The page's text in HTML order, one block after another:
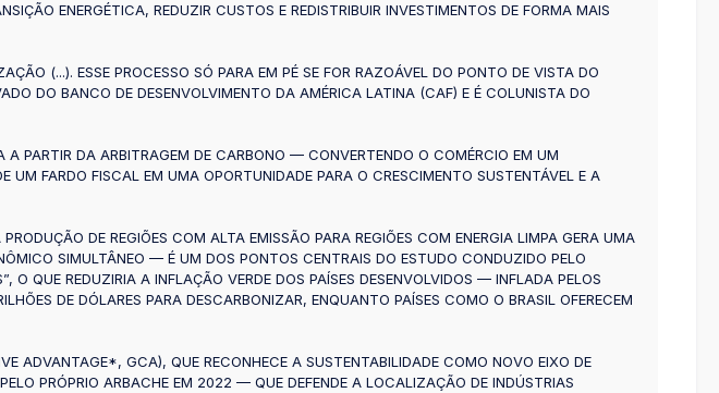
ENERGÉTICA, REDUZIR CUSTOS E REDISTRIBUIR INVESTIMENTOS DE FORMA MAIS
(...). ESSE PROCESSO SÓ PARA EM PÉ SE FOR RAZOÁVEL DO PONTO DE VISTA DO
DO BANCO DE DESENVOLVIMENTO DA AMÉRICA LATINA (CAF) E É COLUNISTA DO
A PARTIR DA ARBITRAGEM DE CARBONO — CONVERTENDO O COMÉRCIO EM UM
FARDO FISCAL EM UMA OPORTUNIDADE PARA O CRESCIMENTO SUSTENTÁVEL E A
DE REGIÕES COM ALTA EMISSÃO PARA REGIÕES COM ENERGIA LIMPA GERA UMA
SIMULTÂNEO — É UM DOS PONTOS CENTRAIS DO ESTUDO CONDUZIDO PELO
O QUE REDUZIRIA A INFLAÇÃO VERDE DOS PAÍSES DESENVOLVIDOS — INFLADA PELOS
DE DÓLARES PARA DESCARBONIZAR, ENQUANTO PAÍSES COMO O BRASIL OFERECEM
ADVANTAGE*, GCA), QUE RECONHECE A SUSTENTABILIDADE COMO NOVO EIXO DE
PRÓPRIO ARBACHE EM 2022 — QUE DEFENDE A LOCALIZAÇÃO DE INDÚSTRIAS